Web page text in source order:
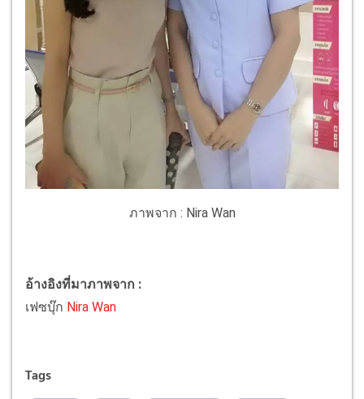
ภาพจาก : Nira Wan
อ้างอิงที่มาภาพจาก :
เฟซบุ๊ก Nira Wan
Tags